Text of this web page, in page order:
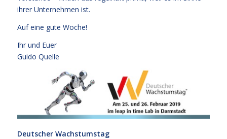
ihrer Unternehmen ist.
Auf eine gute Woche!
Ihr und Euer
Guido Quelle
Deutscher Wachstumstag